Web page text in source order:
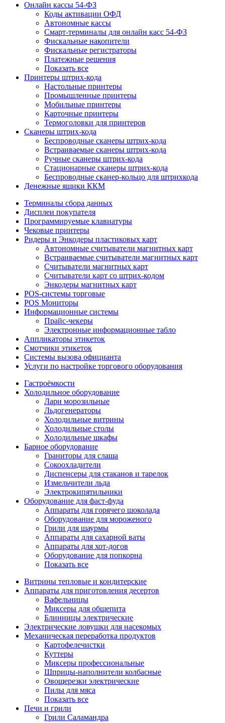
Онлайн кассы 54-ФЗ
Коды активации ОФД
Автономные кассы
Смарт-терминалы для онлайн касс 54-ФЗ
Фискальные накопители
Фискальные регистраторы
Платежные решения
Показать все
Принтеры штрих-кода
Настольные принтеры
Промышленные принтеры
Мобильные принтеры
Карточные принтеры
Термоголовки для принтеров
Сканеры штрих-кода
Беспроводные сканеры штрих-кода
Встраиваемые сканеры штрих-кода
Ручные сканеры штрих-кода
Стационарные сканеры штрих-кода
Беспроводные сканер-кольцо для штрихкода
Денежные ящики ККМ
Терминалы сбора данных
Дисплеи покупателя
Программируемые клавиатуры
Чековые принтеры
Ридеры и Энкодеры пластиковых карт
Автономные считыватели магнитных карт
Встраиваемые считыватели магнитных карт
Считыватели магнитных карт
Считыватели карт со штрих-кодом
Энкодеры магнитных карт
POS-системы торговые
POS Мониторы
Информационные системы
Прайс-чекеры
Электронные информационные табло
Аппликаторы этикеток
Смотчики этикеток
Системы вызова официанта
Услуги по настройке торгового оборудования
Гастроёмкости
Холодильное оборудование
Лари морозильные
Льдогенераторы
Холодильные витрины
Холодильные столы
Холодильные шкафы
Барное оборудование
Граниторы для слаша
Сокоохладители
Диспенсеры для стаканов и тарелок
Измельчители льда
Электрокипятильники
Оборудование для фаст-фуда
Аппараты для горячего шоколада
Оборудование для мороженого
Грили для шаурмы
Аппараты для сахарной ваты
Аппараты для хот-догов
Оборудование для попкорна
Показать все
Витрины тепловые и кондитерские
Аппараты для приготовления десертов
Вафельницы
Миксеры для общепита
Блинницы электрические
Электрические ловушки для насекомых
Механическая переработка продуктов
Картофелечистки
Куттеры
Миксеры профессиональные
Шприцы-наполнители колбасные
Овощерезки электрические
Пилы для мяса
Показать все
Печи и грили
Грили Саламандра